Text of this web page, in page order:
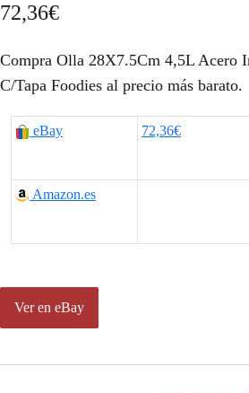
72,36€
Compra Olla 28X7.5Cm 4,5L Acero
C/Tapa Foodies al precio más barato.
eBay 72,36€
Amazon.es
Ver en eBay